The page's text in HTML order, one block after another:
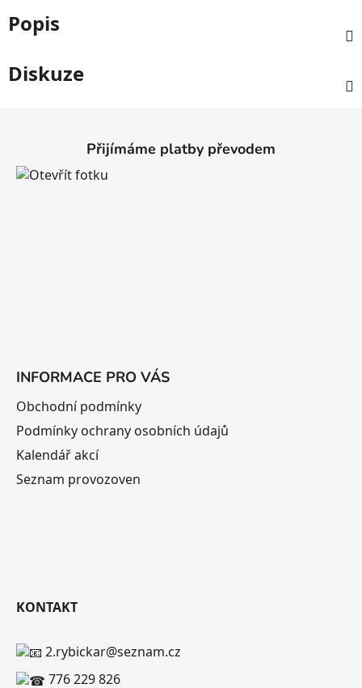
Popis
Diskuze
Přijímáme platby převodem
INFORMACE PRO VÁS
Obchodní podmínky
Podmínky ochrany osobních údajů
Kalendář akcí
Seznam provozoven
KONTAKT
2.rybickar@seznam.cz
776 229 826